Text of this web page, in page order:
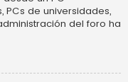
de universidades,
del foro ha